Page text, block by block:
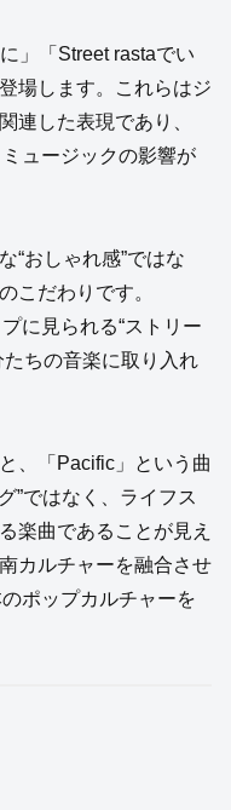
」「Street rastaでい
場します。これらはジ
連した表現であり、
ュージックの影響が
“おしゃれ感”ではな
こだわりです。
に見られる“ストリー
たちの音楽に取り入れ
、「Pacific」という曲
”ではなく、ライフス
楽曲であることが見え
カルチャーを融合させ
ポップカルチャーを